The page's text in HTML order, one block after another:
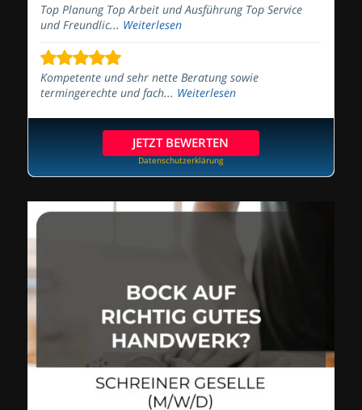
Top Planung Top Arbeit und Ausführung Top Service
und Freundlic... Weiterlesen
Kompetente und sehr nette Beratung sowie
termingerechte und fach... Weiterlesen
JETZT BEWERTEN
Datenschutzerklärung